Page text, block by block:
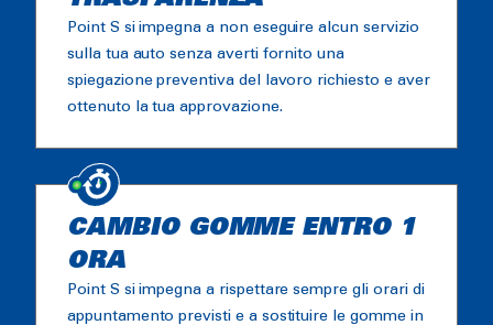
Point S si impegna a non eseguire alcun servizio
sulla tua auto senza averti fornito una
spiegazione preventiva del lavoro richiesto e aver
ottenuto la tua approvazione.
CAMBIO GOMME ENTRO 1
ORA
Point S si impegna a rispettare sempre gli orari di
appuntamento previsti e a sostituire le gomme in